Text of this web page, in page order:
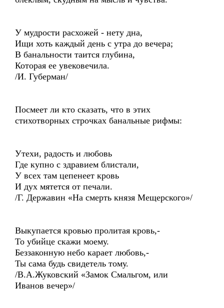
У мудрости расхожей - нету дна,
Ищи хоть каждый день с утра до вечера;
В банальности таится глубина,
Которая ее увековечила.
/И. Губерман/
Посмеет ли кто сказать, что в этих
стихотворных строчках банальные рифмы:
Утехи, радость и любовь
Где купно с здравием блистали,
У всех там цепенеет кровь
И дух мятется от печали.
/Г. Державин «На смерть князя Мещерского»/
Выкупается кровью пролитая кровь,-
То убийце скажи моему.
Беззаконную небо карает любовь,-
Ты сама будь свидетель тому.
/В.А.Жуковский «Замок Смальгом, или
Иванов вечер»/